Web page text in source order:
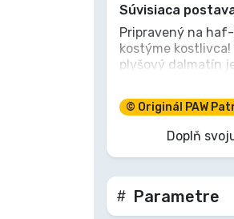
Súvisiaca
Pripravený na
kostýme
plyšový dalmatín
maznanie.
röntgenovým
hrdina, ktorého
nechaj začať
© Originál PAW
Doplň
Parametre